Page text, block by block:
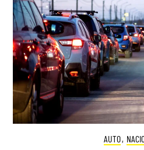
AUTO,